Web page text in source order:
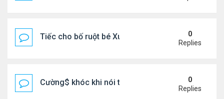
Tiếc cho bố ruột bé Xuân Mai ở Mỹ
0
Replies
Cường$ khóc khi nói thật về hôn nhân
0
Replies